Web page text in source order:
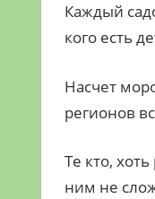
Каждый
кого есть
Насчет
регионов
Те кто,
ним не